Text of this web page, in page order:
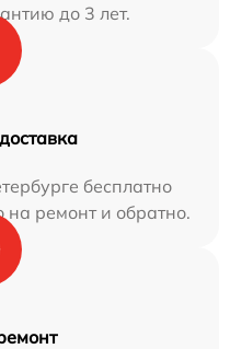
до 3 лет.
бесплатно
на ремонт и обратно.